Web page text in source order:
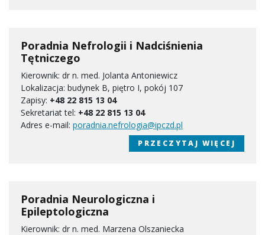
Poradnia Nefrologii i Nadciśnienia
Tętniczego
Kierownik: dr n. med. Jolanta Antoniewicz
Lokalizacja: budynek B, piętro I, pokój 107
Zapisy: +48 22 815 13 04
Sekretariat tel: +48 22 815 13 04
Adres e-mail: poradnia.nefrologia@ipczd.pl
PRZECZYTAJ WIĘCEJ
Poradnia Neurologiczna i
Epileptologiczna
Kierownik: dr n. med. Marzena Olszaniecka